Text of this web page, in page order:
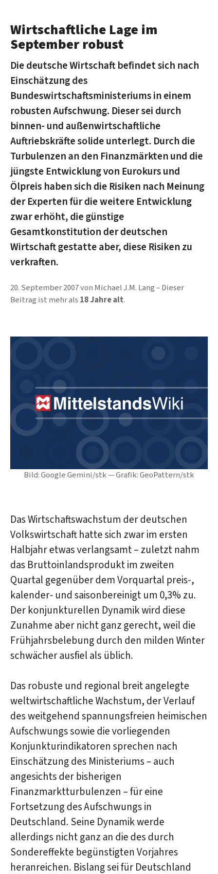
Bild: Google Gemini/stk — Grafik: GeoPattern/stk
Wirtschaftliche Lage im
September robust
Die deutsche Wirtschaft befindet sich nach
Einschätzung des
Bundeswirtschaftsministeriums in einem
robusten Aufschwung. Dieser sei durch
binnen- und außenwirtschaftliche
Auftriebskräfte solide unterlegt. Durch die
Turbulenzen an den Finanzmärkten und die
jüngste Entwicklung von Eurokurs und
Ölpreis haben sich die Risiken nach Meinung
der Experten für die weitere Entwicklung
zwar erhöht, die günstige
Gesamtkonstitution der deutschen
Wirtschaft gestatte aber, diese Risiken zu
verkraften.
20. September 2007von Michael J.M. Lang
Dieser
Beitrag ist mehr als 18 Jahre alt.
Das Wirtschaftswachstum der deutschen
Volkswirtschaft hatte sich zwar im ersten
Halbjahr etwas verlangsamt – zuletzt nahm
das Bruttoinlandsprodukt im zweiten
Quartal gegenüber dem Vorquartal preis-,
kalender- und saisonbereinigt um 0,3% zu.
Der konjunkturellen Dynamik wird diese
Zunahme aber nicht ganz gerecht, weil die
Frühjahrsbelebung durch den milden Winter
schwächer ausfiel als üblich.
Das robuste und regional breit angelegte
weltwirtschaftliche Wachstum, der Verlauf
des weitgehend spannungsfreien heimischen
Aufschwungs sowie die vorliegenden
Konjunkturindikatoren sprechen nach
Einschätzung des Ministeriums – auch
angesichts der bisherigen
Finanzmarktturbulenzen – für eine
Fortsetzung des Aufschwungs in
Deutschland. Seine Dynamik werde
allerdings nicht ganz an die des durch
Sondereffekte begünstigten Vorjahres
heranreichen. Bislang sei für Deutschland